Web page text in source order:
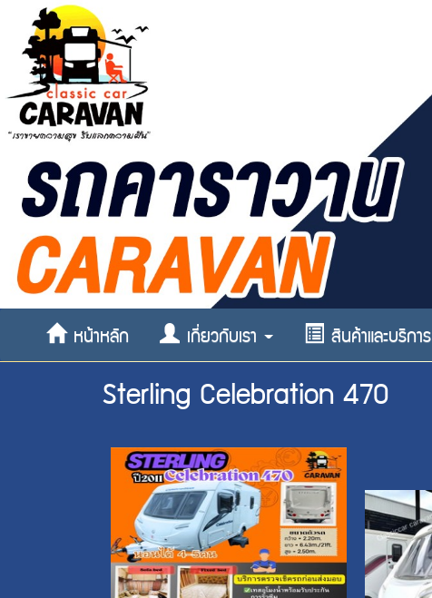
หน้าหลัก เกี่ยวกับเรา สินค้าและบริการ
Sterling Celebration 470